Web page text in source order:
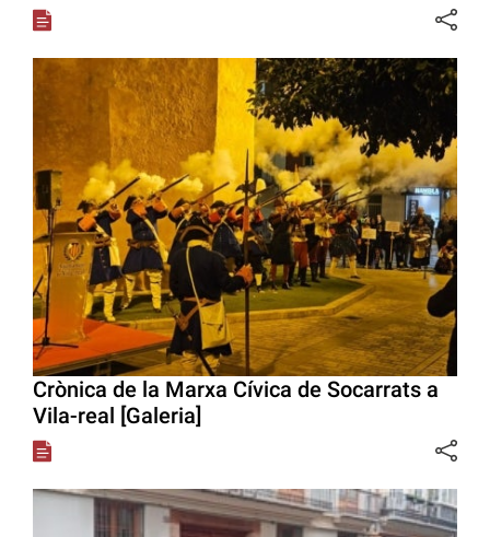
Crònica de la Marxa Cívica de Socarrats a
Vila-real [Galeria]